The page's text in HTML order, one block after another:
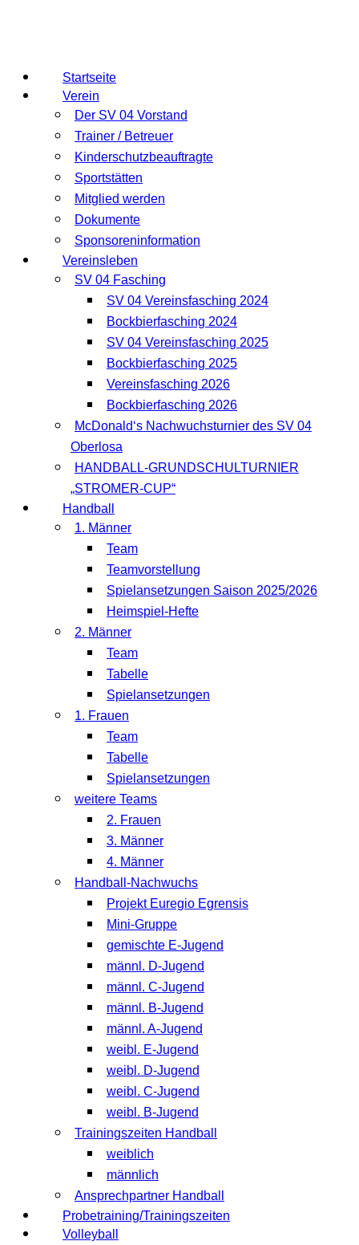
Startseite
Verein
Der SV 04 Vorstand
Trainer / Betreuer
Kinderschutzbeauftragte
Sportstätten
Mitglied werden
Dokumente
Sponsoreninformation
Vereinsleben
SV 04 Fasching
SV 04 Vereinsfasching 2024
Bockbierfasching 2024
SV 04 Vereinsfasching 2025
Bockbierfasching 2025
Vereinsfasching 2026
Bockbierfasching 2026
McDonald‘s Nachwuchsturnier des SV 04
Oberlosa
HANDBALL-GRUNDSCHULTURNIER
„STROMER-CUP“
Handball
1. Männer
Team
Teamvorstellung
Spielansetzungen Saison 2025/2026
Heimspiel-Hefte
2. Männer
Team
Tabelle
Spielansetzungen
1. Frauen
Team
Tabelle
Spielansetzungen
weitere Teams
2. Frauen
3. Männer
4. Männer
Handball-Nachwuchs
Projekt Euregio Egrensis
Mini-Gruppe
gemischte E-Jugend
männl. D-Jugend
männl. C-Jugend
männl. B-Jugend
männl. A-Jugend
weibl. E-Jugend
weibl. D-Jugend
weibl. C-Jugend
weibl. B-Jugend
Trainingszeiten Handball
weiblich
männlich
Ansprechpartner Handball
Probetraining/Trainingszeiten
Volleyball